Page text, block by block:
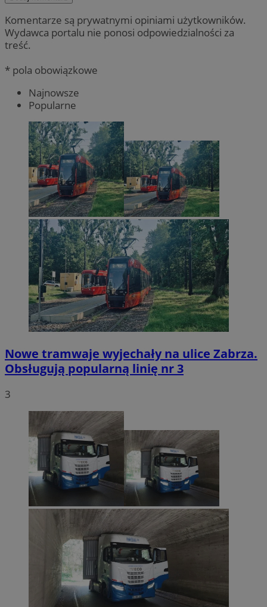
Komentarze są prywatnymi opiniami użytkowników.
Wydawca portalu nie ponosi odpowiedzialności za
treść.
* pola obowiązkowe
Najnowsze
Popularne
Nowe tramwaje wyjechały na ulice Zabrza.
Obsługują popularną linię nr 3
3